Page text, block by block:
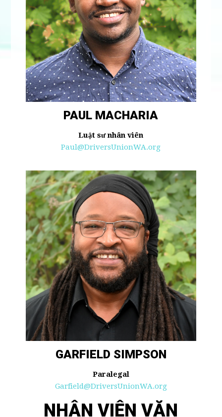
PAUL MACHARIA
Luật sư nhân viên
Paul@DriversUnionWA.org
GARFIELD SIMPSON
Paralegal
Garfield@DriversUnionWA.org
NHÂN VIÊN VĂN